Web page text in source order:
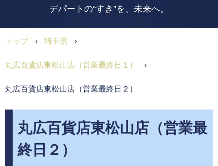
デパートの“すき”を、未来へ。
トップ › 埼玉県 ›
丸広百貨店東松山店（営業最終日１） ›
丸広百貨店東松山店（営業最終日２）
丸広百貨店東松山店（営業最
終日２）